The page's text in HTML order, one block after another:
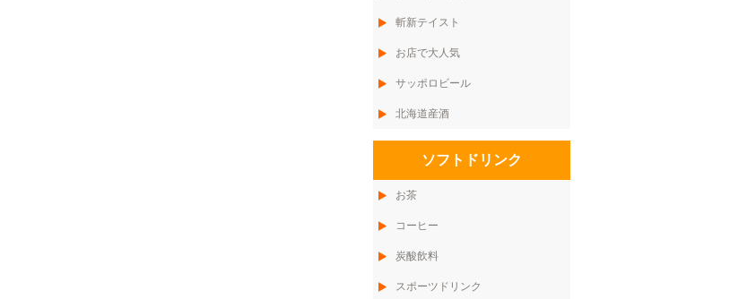
斬新テイスト
お店で大人気
サッポロビール
北海道産酒
ソフトドリンク
お茶
コーヒー
炭酸飲料
スポーツドリンク